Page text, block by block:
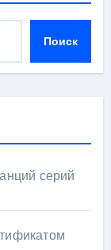
Поиск
серий